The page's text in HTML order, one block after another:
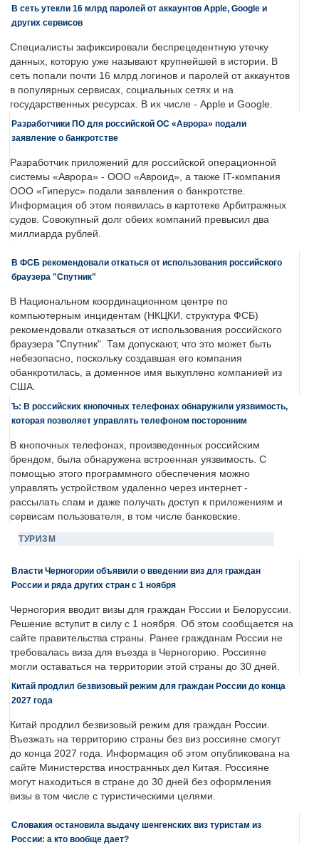
В сеть утекли 16 млрд паролей от аккаунтов Apple, Google и
других сервисов
Специалисты зафиксировали беспрецедентную утечку
данных, которую уже называют крупнейшей в истории. В
сеть попали почти 16 млрд логинов и паролей от аккаунтов
в популярных сервисах, социальных сетях и на
государственных ресурсах. В их числе - Apple и Google.
Разработчики ПО для российской ОС «Аврора» подали
заявление о банкротстве
Разработчик приложений для российской операционной
системы «Аврора» - ООО «Авроид», а также IT-компания
ООО «Гиперус» подали заявления о банкротстве.
Информация об этом появилась в картотеке Арбитражных
судов. Совокупный долг обеих компаний превысил два
миллиарда рублей.
В ФСБ рекомендовали откаться от использования российского
браузера "Спутник"
В Национальном координационном центре по
компьютерным инцидентам (НКЦКИ, структура ФСБ)
рекомендовали отказаться от использования российского
браузера "Спутник". Там допускают, что это может быть
небезопасно, поскольку создавшая его компания
обанкротилась, а доменное имя выкуплено компанией из
США.
Ъ: В российских кнопочных телефонах обнаружили уязвимость,
которая позволяет управлять телефоном посторонним
В кнопочных телефонах, произведенных российским
брендом, была обнаружена встроенная уязвимость. С
помощью этого программного обеспечения можно
управлять устройством удаленно через интернет -
рассылать спам и даже получать доступ к приложениям и
сервисам пользователя, в том числе банковские.
ТУРИЗМ
Власти Черногории объявили о введении виз для граждан
России и ряда других стран с 1 ноября
Черногория вводит визы для граждан России и Белоруссии.
Решение вступит в силу с 1 ноября. Об этом сообщается на
сайте правительства страны. Ранее гражданам России не
требовалась виза для въезда в Черногорию. Россияне
могли оставаться на территории этой страны до 30 дней.
Китай продлил безвизовый режим для граждан России до конца
2027 года
Китай продлил безвизовый режим для граждан России.
Въезжать на территорию страны без виз россияне смогут
до конца 2027 года. Информация об этом опубликована на
сайте Министерства иностранных дел Китая. Россияне
могут находиться в стране до 30 дней без оформления
визы в том числе с туристическими целями.
Словакия остановила выдачу шенгенских виз туристам из
России: а кто вообще дает?